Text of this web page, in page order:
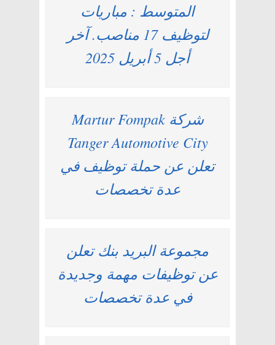
المتوسط : مباريات
لتوظيف 17 مناصب. آخر
أجل 5 أبريل 2025
شركة Martur Fompak
Tanger Automotive City
تعلن عن حملة توظيف في
عدة تخصصات
مجموعة البريد بنك تعلن
عن توظيفات مهمة وجديدة
في عدة تخصصات